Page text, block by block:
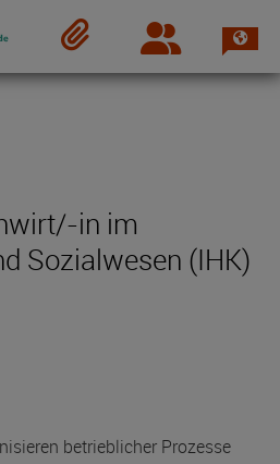
Login
in im
Sozialwesen (IHK)
betrieblicher Prozesse